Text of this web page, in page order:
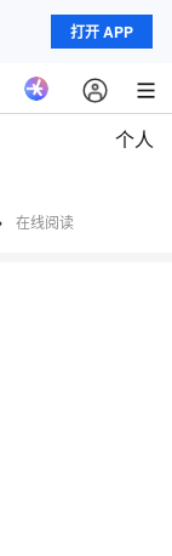
打开 APP
个人
在线阅读